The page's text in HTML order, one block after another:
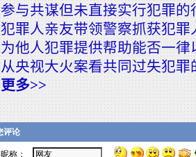
参与共谋但未直接实行犯罪的
犯罪人亲友带领警察抓获犯罪
为他人犯罪提供帮助能否一律
从央视大火案看共同过失犯罪
更多>>